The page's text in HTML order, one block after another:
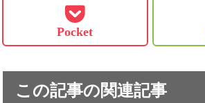
Pocket
この記事の関連記事